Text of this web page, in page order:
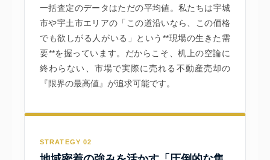
一括査定のデータはただの平均値。私たちは宇城
市や宇土市エリアの「この道沿いなら、この価格
でも欲しがる人がいる」という**現場の生きた需
要**を握っています。だからこそ、机上の空論に
終わらない、市場で実際に売れる不動産売却の
『限界の最高値』が追求可能です。
STRATEGY 02